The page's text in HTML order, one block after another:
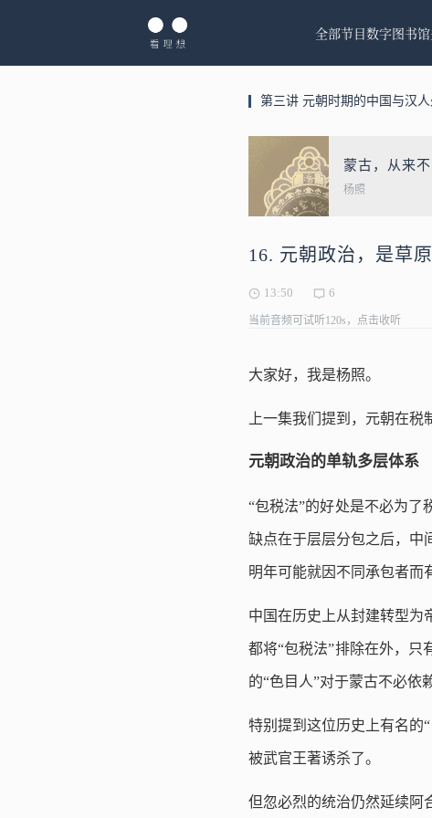
全部节目数字图书馆
第三讲 元朝时期的中国与汉
蒙古，从来
杨照
16. 元朝政治，是草
13:50 6
当前音频可试听120s，点击收听
大家好，我是杨照。
上一集我们提到，元朝在
元朝政治的单轨多层体系
“包税法”的好处是不必为了
缺点在于层层分包之后，中
明年可能就因不同承包者而
中国在历史上从封建转型为
都将“包税法”排除在外，只
的“色目人”对于蒙古不必依
特别提到这位历史上有名的
被武官王著诱杀了。
但忽必烈的统治仍然延续阿